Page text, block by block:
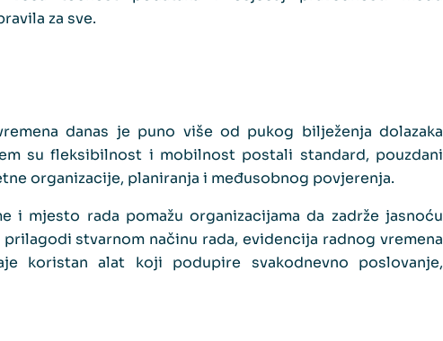
za sve.
danas je puno više od pukog bilježenja dolazaka
su fleksibilnost i mobilnost postali standard, pouzdani
organizacije, planiranja i međusobnog povjerenja.
i mjesto rada pomažu organizacijama da zadrže jasnoću
stvarnom načinu rada, evidencija radnog vremena
koristan alat koji podupire svakodnevno poslovanje,